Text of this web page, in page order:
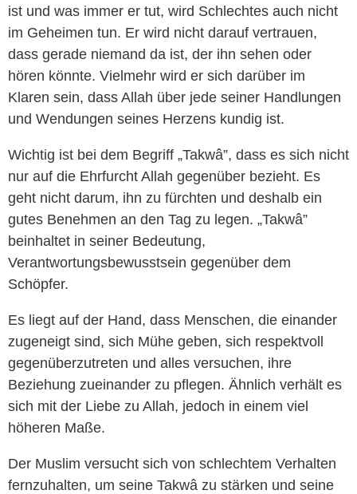
ist und was immer er tut, wird Schlechtes auch nicht
im Geheimen tun. Er wird nicht darauf vertrauen,
dass gerade niemand da ist, der ihn sehen oder
hören könnte. Vielmehr wird er sich darüber im
Klaren sein, dass Allah über jede seiner Handlungen
und Wendungen seines Herzens kundig ist.
Wichtig ist bei dem Begriff „Takwâ”, dass es sich nicht
nur auf die Ehrfurcht Allah gegenüber bezieht. Es
geht nicht darum, ihn zu fürchten und deshalb ein
gutes Benehmen an den Tag zu legen. „Takwâ”
beinhaltet in seiner Bedeutung,
Verantwortungsbewusstsein gegenüber dem
Schöpfer.
Es liegt auf der Hand, dass Menschen, die einander
zugeneigt sind, sich Mühe geben, sich respektvoll
gegenüberzutreten und alles versuchen, ihre
Beziehung zueinander zu pflegen. Ähnlich verhält es
sich mit der Liebe zu Allah, jedoch in einem viel
höheren Maße.
Der Muslim versucht sich von schlechtem Verhalten
fernzuhalten, um seine Takwâ zu stärken und seine